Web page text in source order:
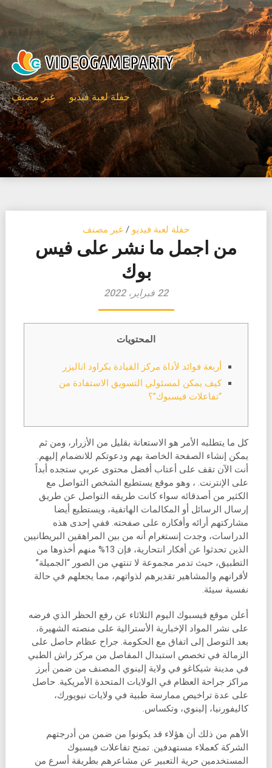
Skip
to
content
حفلة لعبة فيديو غير مصنف
حفلة لعبة فيديو / غير مصنف
من اجمل ما نشر على فيس
بوك
22 فبراير، 2022
المحتويات
أربعة فوائد لأداة مركز القيادة بكراود اناليزر
كيف يمكن لمسئولي التسويق الاستفادة من
“تفاعلات فيسبوك”؟
كل ما يتطلبه الأمر هو الاستعانة بقليل من الأزرار، ومن ثم
يمكن إنشاء الصفحة الخاصة بهم ودعوتكم للانضمام إليهم.
أنت الآن تقف على أعتاب أفضل محتوى عربي ستجده أبداً
على الإنترنت. ، وهو موقع يستطيع الشخص التواصل مع
الكثير من أصدقائه سواء كانت طريقه التواصل عن طريق
إرسال الرسائل أو المكالمات الهاتفية، ويستطيع أيضا
مشاركتهم أرائه وأفكاره على صفحته. ففي إحدى هذه
الدراسات، وجدت إنستغرام أنه من بين المراهقين البريطانيين
الذين تحدثوا عن أفكار انتحارية، فإن 13% منهم أخذوها من
التطبيق، حيث تدمر مجموعة لا تنتهي من الصور “الجميلة”
لأقرانهم والمشاهير تقديرهم لذواتهم، مما يجعلهم في حالة
نفسية سيئة.
أعلن موقع فيسبوك اليوم الثلاثاء عن رفع الحظر الذي فرضه
على نشر المواد الإخبارية الأسترالية على منصته الشهيرة،
بعد التوصل إلى اتفاق مع الحكومة. جراح عظام حاصل على
الزمالة في تخصص استبدال المفاصل من مركز راش الطبي
في مدينة شيكاغو في ولاية إلينوي المصنف من ضمن أبرز
مراكز جراحة العظام في الولايات المتحدة الأمريكية. حاصل
على عدة تراخيص ممارسة طبية في ولايات نيويورك،
كاليفورنيا، إلينوي، وتكساس.
الأهم من ذلك أن هؤلاء قد يكونوا من ضمن من أدرجتهم
الشركة كعملاء مستهدفين. تمنح تفاعلات فيسبوك
المستخدمين حرية التعبير عن مشاعرهم بطريقة أسرع من